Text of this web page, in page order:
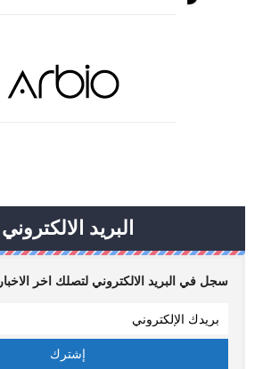
البريد الالكتروني
سجل في البريد الالكتروني لتصلك اخر الاخبار